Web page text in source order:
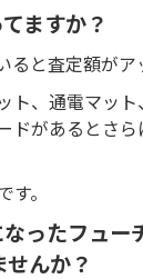
ますか？
と査定額がア
ト、通電マッ
ドがあるとさ
。
ったフュー
んか？